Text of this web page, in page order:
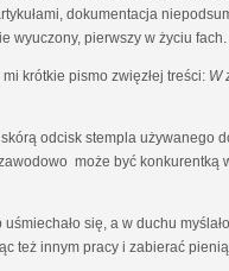
dokumentacja
wyuczony, pierwszy w życiu fach.
krótkie pismo zwięzłej treści: W
odcisk stempla używanego
może być konkurentką
się, a w duchu
też innym pracy i zabierać